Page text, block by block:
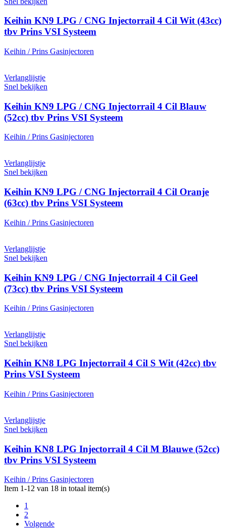
Keihin KN9 LPG / CNG Injectorrail 4 Cil Wit (43cc)
tbv Prins VSI Systeem
Keihin / Prins Gasinjectoren
Verlanglijstje
Snel bekijken
Keihin KN9 LPG / CNG Injectorrail 4 Cil Blauw
(52cc) tbv Prins VSI Systeem
Keihin / Prins Gasinjectoren
Verlanglijstje
Snel bekijken
Keihin KN9 LPG / CNG Injectorrail 4 Cil Oranje
(63cc) tbv Prins VSI Systeem
Keihin / Prins Gasinjectoren
Verlanglijstje
Snel bekijken
Keihin KN9 LPG / CNG Injectorrail 4 Cil Geel
(73cc) tbv Prins VSI Systeem
Keihin / Prins Gasinjectoren
Verlanglijstje
Snel bekijken
Keihin KN8 LPG Injectorrail 4 Cil S Wit (42cc) tbv
Prins VSI Systeem
Keihin / Prins Gasinjectoren
Verlanglijstje
Snel bekijken
Keihin KN8 LPG Injectorrail 4 Cil M Blauwe (52cc)
tbv Prins VSI Systeem
Keihin / Prins Gasinjectoren
Item 1-12 van 18 in totaal item(s)
1
2
Volgende